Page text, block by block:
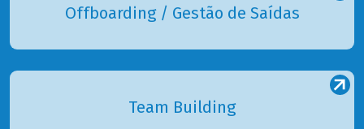
Offboarding / Gestão de Saídas
Team Building